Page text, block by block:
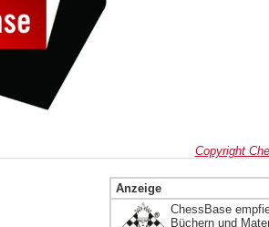
Copyright
Anzeige
ChessBase
Büchern und